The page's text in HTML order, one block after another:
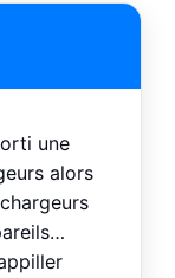
une
alors